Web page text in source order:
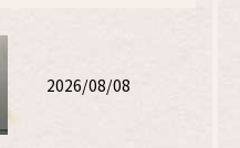
2026/08/08